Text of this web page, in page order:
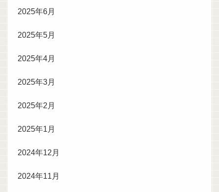
2025年6月
2025年5月
2025年4月
2025年3月
2025年2月
2025年1月
2024年12月
2024年11月